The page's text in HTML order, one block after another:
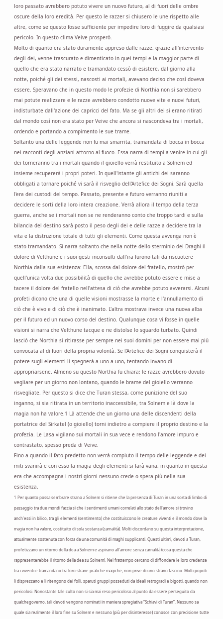
loro passato avrebbero potuto vivere un nuovo futuro, al di fuori delle ombre
oscure della loro eredità. Per questo le razzer si chiusero le une rispetto alle
altre, come se questo fosse sufficiente per impedire loro di fuggire da qualsiasi
pericolo. In questo clima Veive prosperò.
Molto di quanto era stato duramente appreso dalle razze, grazie all'intervento
degli dei, venne trascurato e dimenticato in quei tempi e la maggior parte di
quello che era stato narrato e tramandato cessò di esistere, dal giorno alla
notte, poiché gli dei stessi, nascosti ai mortali, avevano deciso che così doveva
essere. Speravano che in questo modo le profezie di Northia non si sarebbero
mai potute realizzare e le razze avrebbero condotto nuove vite e nuovi futuri,
indisturbate dall'azione dei capricci del fato. Ma se gli altri dei si erano ritirati
dal mondo così non era stato per Veive che ancora si nascondeva tra i mortali,
ordendo e portando a compimento le sue trame.
Soltanto una delle leggende non fu mai smarrita, tramandata di bocca in bocca
nei racconti degli anziani attorno al fuoco. Essa narra di tempi a venire in cui gli
dei torneranno tra i mortali quando il gioiello verrà restituito a Solnem ed
insieme recupererà i propri poteri. In quell'istante gli antichi dei saranno
obbligati a tornare poiché vi sarà il risveglio dell'Artefice dei Sogni. Sarà quella
l'era dei custodi del tempo. Passato, presente e futuro verranno riuniti a
decidere le sorti della loro intera creazione. Verrà allora il tempo della terza
guerra, anche se i mortali non se ne renderanno conto che troppo tardi e sulla
bilancia del destino sarà posto il peso degli dei e delle razze a decidere tra la
vita e la distruzione totale di tutti gli elementi. Come questa avvenga non è
stato tramandato. Si narra soltanto che nella notte dello sterminio dei Draghi il
dolore di Velthune e i suoi gesti inconsulti dall'ira furono tali da riscuotere
Northia dalla sua esistenza: Ella, scossa dal dolore del fratello, mostrò per
quell'unica volta due possibilità di quello che avrebbe potuto essere e mise a
tacere il dolore del fratello nell'attesa di ciò che avrebbe potuto avverarsi. Alcuni
profeti dicono che una di quelle visioni mostrasse la morte e l'annullamento di
ciò che è vivo e di ciò che è inanimato. L'altra mostrava invece una nuova alba
per il futuro ed un nuovo corso del destino. Qualunque cosa vi fosse in quelle
visioni si narra che Velthune tacque e ne distolse lo sguardo turbato. Quindi
lasciò che Northia si ritirasse per sempre nei suoi domini per non essere mai più
convocata al di fuori della propria volontà. Se l'Artefice dei Sogni conquisterà il
potere sugli elementi li spegnerà a uno a uno, tentando invano di
appropriarsene. Almeno su questo Northia fu chiara: le razze avrebbero dovuto
vegliare per un giorno non lontano, quando le brame del gioiello verranno
risvegliate. Per questo si dice che Turan stessa, come punizione del suo
inganno, si sia ritirata in un territorio inaccessibile, tra Solnem e là dove la
magia non ha valore.1 Là attende che un giorno una delle discendenti della
portatrice del Sirkatel (o gioiello) torni indietro a compiere il proprio destino e la
profezia. Le Lasa vigilano sui mortali in sua vece e rendono l'amore impuro e
contrastato, spesso preda di Veive.
Fino a quando il fato predetto non verrà compiuto il tempo delle leggende e dei
miti svanirà e con esso la magia degli elementi si farà vana, in quanto in questa
era che accompagna i nostri giorni nessuno crede o spera più nella sua
esistenza.
1 Per quanto possa sembrare strano a Solnem si ritiene che la presenza di Turan in una sorta di limbo di
passaggio tra due mondi faccia sì che i sentimenti umani correlati allo stato dell'amore si trovino
anch'essi in bilico, tra gli elementi (sentimento) che costituiscono le creature viventi e il mondo dove la
magia non ha valore, costituito di sola sostanza (carnalità). Molti discordano su questa interpretazione,
attualmente sostenuta con forza da una comunità di maghi supplicanti. Questi ultimi, devoti a Turan,
profetizzano un ritorno della dea a Solnem e aspirano all'amore senza carnalità (cosa questa che
rappresenterebbe il ritorno della dea su Solnem). Nel frattempo cercano di diffondere le loro credenze
tra i viventi e tramandano tra loro strane pratiche magiche, non prive di uno strano fascino. Molti popoli
li disprezzano e li ritengono dei folli, sparuti gruppi posseduti da ideali retrogradi e bigotti, quando non
pericolosi. Nonostante tale culto non si sia mai reso pericoloso al punto da essere perseguito da
qualchegoverno, tali devoti vengono nominati in maniera spregiativa “Schiavi di Turan”. Nessuno sa
quale sia realmente il loro fine su Solnem e nessuno (più per disinteresse) conosce con precisione tutte